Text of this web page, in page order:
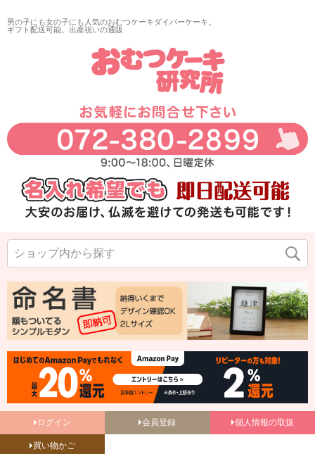
男の子にも女の子にも人気のおむつケーキダイパーケーキ。
ギフト配送可能。出産祝いの通販
ログイン 会員登録 個人情報の取扱
買い物かご